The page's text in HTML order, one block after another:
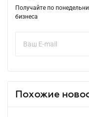
Получайте по
бизнеса
Похожие